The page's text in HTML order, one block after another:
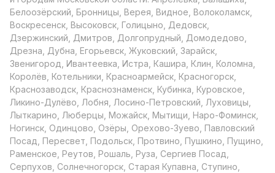
Белоозёрский, Бронницы, Верея, Видное, Волоколамск,
Воскресенск, Высоковск, Голицыно, Дедовск,
Дзержинский, Дмитров, Долгопрудный, Домодедово,
Дрезна, Дубна, Егорьевск, Жуковский, Зарайск,
Звенигород, Ивантеевка, Истра, Кашира, Клин, Коломна,
Королёв, Котельники, Красноармейск, Красногорск,
Краснозаводск, Краснознаменск, Кубинка, Куровское,
Ликино-Дулёво, Лобня, Лосино-Петровский, Луховицы,
Лыткарино, Люберцы, Можайск, Мытищи, Наро-Фоминск,
Ногинск, Одинцово, Озёры, Орехово-Зуево, Павловский
Посад, Пересвет, Подольск, Протвино, Пушкино, Пущино,
Раменское, Реутов, Рошаль, Руза, Сергиев Посад,
Серпухов, Солнечногорск, Старая Купавна, Ступино,